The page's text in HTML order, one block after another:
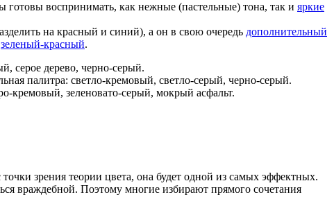
готовы воспринимать, как нежные (пастельные) тона, так и яркие
на красный и синий), а он в свою очередь дополнительный
зеленый-красный.
серое дерево, черно-серый.
палитра: светло-кремовый, светло-серый, черно-серый.
кремовый, зеленовато-серый, мокрый асфальт.
зрения теории цвета, она будет одной из самых эффектных.
враждебной. Поэтому многие избирают прямого сочетания